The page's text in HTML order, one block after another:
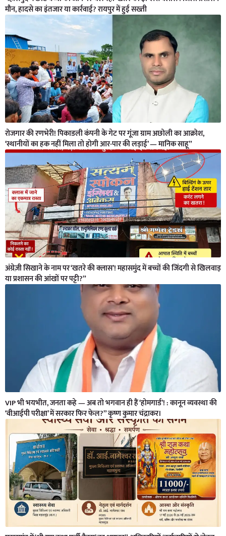
मौन, हादसे का इंतजार या कार्रवाई? रायपुर में हुई सख्ती
रोजगार की रणभेरी! पिकाडली कंपनी के गेट पर गूंजा ग्राम अछोली का आक्रोश,
‘स्थानीयों का हक नहीं मिला तो होगी आर-पार की लड़ाई’ — मानिक साहू”
अंग्रेज़ी सिखाने के नाम पर ‘खतरे की क्लास’! महासमुंद में बच्चों की जिंदगी से खिलवाड़
या प्रशासन की आंखों पर पट्टी?”
VIP भी भयभीत, जनता कहे — अब तो भगवान ही हैं ‘होमगार्ड’! : कानून व्यवस्था की
‘वीआईपी परीक्षा’ में सरकार फिर फेल?” कृष्ण कुमार चंद्राकर।